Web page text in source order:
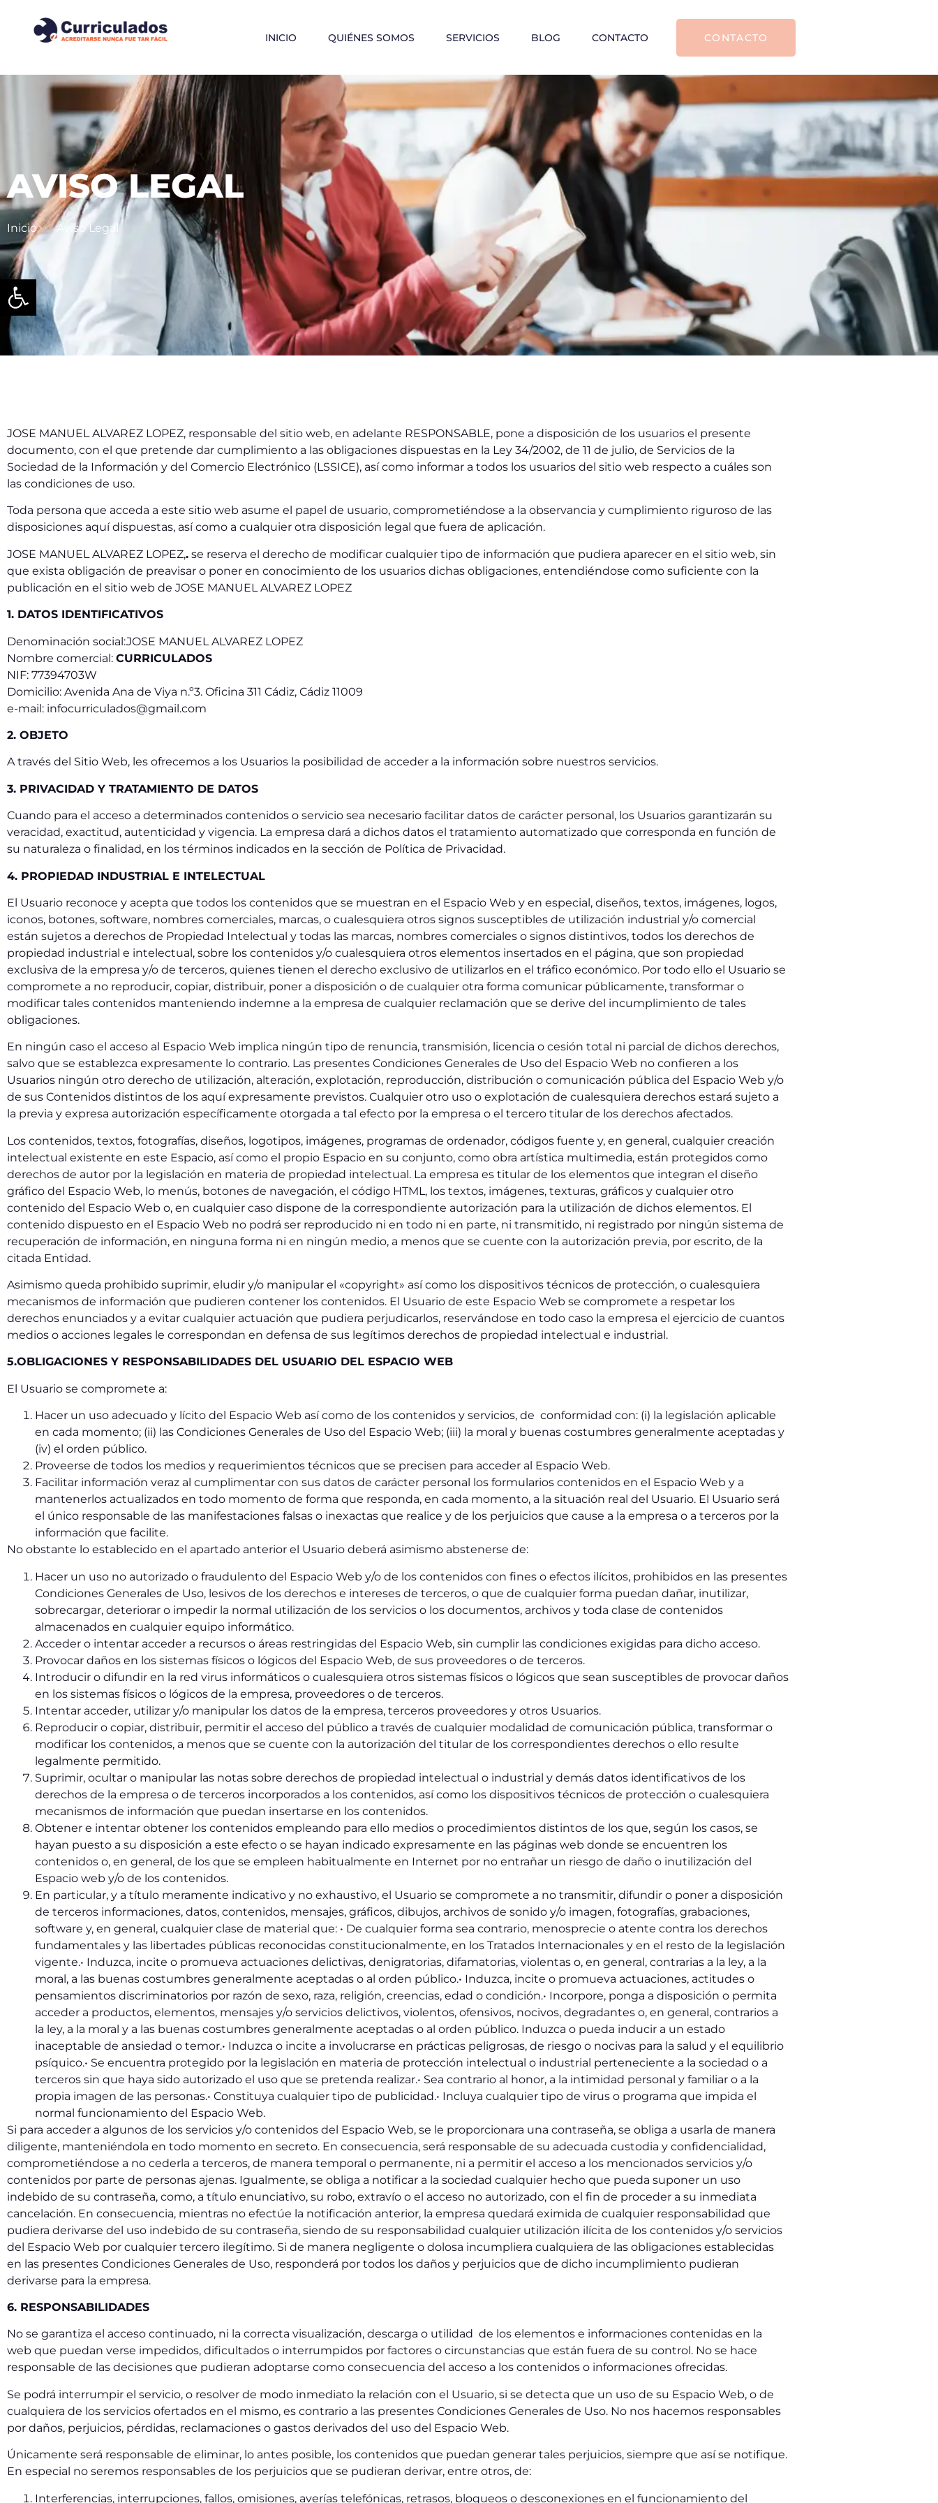
Abrir barra de herramientas
INICIO QUIÉNES SOMOS SERVICIOS BLOG CONTACTO CONTACTO
AVISO LEGAL
Inicio Aviso Legal
JOSE MANUEL ALVAREZ LOPEZ, responsable del sitio web, en adelante RESPONSABLE, pone a disposición de los usuarios el presente
documento, con el que pretende dar cumplimiento a las obligaciones dispuestas en la Ley 34/2002, de 11 de julio, de Servicios de la
Sociedad de la Información y del Comercio Electrónico (LSSICE), así como informar a todos los usuarios del sitio web respecto a cuáles son
las condiciones de uso.
Toda persona que acceda a este sitio web asume el papel de usuario, comprometiéndose a la observancia y cumplimiento riguroso de las
disposiciones aquí dispuestas, así como a cualquier otra disposición legal que fuera de aplicación.
JOSE MANUEL ALVAREZ LOPEZ,. se reserva el derecho de modificar cualquier tipo de información que pudiera aparecer en el sitio web, sin
que exista obligación de preavisar o poner en conocimiento de los usuarios dichas obligaciones, entendiéndose como suficiente con la
publicación en el sitio web de JOSE MANUEL ALVAREZ LOPEZ
1. DATOS IDENTIFICATIVOS
Denominación social:JOSE MANUEL ALVAREZ LOPEZ
Nombre comercial: CURRICULADOS
NIF: 77394703W
Domicilio: Avenida Ana de Viya n.º3. Oficina 311 Cádiz, Cádiz 11009
e-mail: infocurriculados@gmail.com
2. OBJETO
A través del Sitio Web, les ofrecemos a los Usuarios la posibilidad de acceder a la información sobre nuestros servicios.
3. PRIVACIDAD Y TRATAMIENTO DE DATOS
Cuando para el acceso a determinados contenidos o servicio sea necesario facilitar datos de carácter personal, los Usuarios garantizarán su
veracidad, exactitud, autenticidad y vigencia. La empresa dará a dichos datos el tratamiento automatizado que corresponda en función de
su naturaleza o finalidad, en los términos indicados en la sección de Política de Privacidad.
4. PROPIEDAD INDUSTRIAL E INTELECTUAL
El Usuario reconoce y acepta que todos los contenidos que se muestran en el Espacio Web y en especial, diseños, textos, imágenes, logos,
iconos, botones, software, nombres comerciales, marcas, o cualesquiera otros signos susceptibles de utilización industrial y/o comercial
están sujetos a derechos de Propiedad Intelectual y todas las marcas, nombres comerciales o signos distintivos, todos los derechos de
propiedad industrial e intelectual, sobre los contenidos y/o cualesquiera otros elementos insertados en el página, que son propiedad
exclusiva de la empresa y/o de terceros, quienes tienen el derecho exclusivo de utilizarlos en el tráfico económico. Por todo ello el Usuario se
compromete a no reproducir, copiar, distribuir, poner a disposición o de cualquier otra forma comunicar públicamente, transformar o
modificar tales contenidos manteniendo indemne a la empresa de cualquier reclamación que se derive del incumplimiento de tales
obligaciones.
En ningún caso el acceso al Espacio Web implica ningún tipo de renuncia, transmisión, licencia o cesión total ni parcial de dichos derechos,
salvo que se establezca expresamente lo contrario. Las presentes Condiciones Generales de Uso del Espacio Web no confieren a los
Usuarios ningún otro derecho de utilización, alteración, explotación, reproducción, distribución o comunicación pública del Espacio Web y/o
de sus Contenidos distintos de los aquí expresamente previstos. Cualquier otro uso o explotación de cualesquiera derechos estará sujeto a
la previa y expresa autorización específicamente otorgada a tal efecto por la empresa o el tercero titular de los derechos afectados.
Los contenidos, textos, fotografías, diseños, logotipos, imágenes, programas de ordenador, códigos fuente y, en general, cualquier creación
intelectual existente en este Espacio, así como el propio Espacio en su conjunto, como obra artística multimedia, están protegidos como
derechos de autor por la legislación en materia de propiedad intelectual. La empresa es titular de los elementos que integran el diseño
gráfico del Espacio Web, lo menús, botones de navegación, el código HTML, los textos, imágenes, texturas, gráficos y cualquier otro
contenido del Espacio Web o, en cualquier caso dispone de la correspondiente autorización para la utilización de dichos elementos. El
contenido dispuesto en el Espacio Web no podrá ser reproducido ni en todo ni en parte, ni transmitido, ni registrado por ningún sistema de
recuperación de información, en ninguna forma ni en ningún medio, a menos que se cuente con la autorización previa, por escrito, de la
citada Entidad.
Asimismo queda prohibido suprimir, eludir y/o manipular el «copyright» así como los dispositivos técnicos de protección, o cualesquiera
mecanismos de información que pudieren contener los contenidos. El Usuario de este Espacio Web se compromete a respetar los
derechos enunciados y a evitar cualquier actuación que pudiera perjudicarlos, reservándose en todo caso la empresa el ejercicio de cuantos
medios o acciones legales le correspondan en defensa de sus legítimos derechos de propiedad intelectual e industrial.
5.OBLIGACIONES Y RESPONSABILIDADES DEL USUARIO DEL ESPACIO WEB
El Usuario se compromete a:
Hacer un uso adecuado y lícito del Espacio Web así como de los contenidos y servicios, de conformidad con: (i) la legislación aplicable
en cada momento; (ii) las Condiciones Generales de Uso del Espacio Web; (iii) la moral y buenas costumbres generalmente aceptadas y
(iv) el orden público.
Proveerse de todos los medios y requerimientos técnicos que se precisen para acceder al Espacio Web.
Facilitar información veraz al cumplimentar con sus datos de carácter personal los formularios contenidos en el Espacio Web y a
mantenerlos actualizados en todo momento de forma que responda, en cada momento, a la situación real del Usuario. El Usuario será
el único responsable de las manifestaciones falsas o inexactas que realice y de los perjuicios que cause a la empresa o a terceros por la
información que facilite.
No obstante lo establecido en el apartado anterior el Usuario deberá asimismo abstenerse de:
Hacer un uso no autorizado o fraudulento del Espacio Web y/o de los contenidos con fines o efectos ilícitos, prohibidos en las presentes
Condiciones Generales de Uso, lesivos de los derechos e intereses de terceros, o que de cualquier forma puedan dañar, inutilizar,
sobrecargar, deteriorar o impedir la normal utilización de los servicios o los documentos, archivos y toda clase de contenidos
almacenados en cualquier equipo informático.
Acceder o intentar acceder a recursos o áreas restringidas del Espacio Web, sin cumplir las condiciones exigidas para dicho acceso.
Provocar daños en los sistemas físicos o lógicos del Espacio Web, de sus proveedores o de terceros.
Introducir o difundir en la red virus informáticos o cualesquiera otros sistemas físicos o lógicos que sean susceptibles de provocar daños
en los sistemas físicos o lógicos de la empresa, proveedores o de terceros.
Intentar acceder, utilizar y/o manipular los datos de la empresa, terceros proveedores y otros Usuarios.
Reproducir o copiar, distribuir, permitir el acceso del público a través de cualquier modalidad de comunicación pública, transformar o
modificar los contenidos, a menos que se cuente con la autorización del titular de los correspondientes derechos o ello resulte
legalmente permitido.
Suprimir, ocultar o manipular las notas sobre derechos de propiedad intelectual o industrial y demás datos identificativos de los
derechos de la empresa o de terceros incorporados a los contenidos, así como los dispositivos técnicos de protección o cualesquiera
mecanismos de información que puedan insertarse en los contenidos.
Obtener e intentar obtener los contenidos empleando para ello medios o procedimientos distintos de los que, según los casos, se
hayan puesto a su disposición a este efecto o se hayan indicado expresamente en las páginas web donde se encuentren los
contenidos o, en general, de los que se empleen habitualmente en Internet por no entrañar un riesgo de daño o inutilización del
Espacio web y/o de los contenidos.
En particular, y a título meramente indicativo y no exhaustivo, el Usuario se compromete a no transmitir, difundir o poner a disposición
de terceros informaciones, datos, contenidos, mensajes, gráficos, dibujos, archivos de sonido y/o imagen, fotografías, grabaciones,
software y, en general, cualquier clase de material que: • De cualquier forma sea contrario, menosprecie o atente contra los derechos
fundamentales y las libertades públicas reconocidas constitucionalmente, en los Tratados Internacionales y en el resto de la legislación
vigente.• Induzca, incite o promueva actuaciones delictivas, denigratorias, difamatorias, violentas o, en general, contrarias a la ley, a la
moral, a las buenas costumbres generalmente aceptadas o al orden público.• Induzca, incite o promueva actuaciones, actitudes o
pensamientos discriminatorios por razón de sexo, raza, religión, creencias, edad o condición.• Incorpore, ponga a disposición o permita
acceder a productos, elementos, mensajes y/o servicios delictivos, violentos, ofensivos, nocivos, degradantes o, en general, contrarios a
la ley, a la moral y a las buenas costumbres generalmente aceptadas o al orden público. Induzca o pueda inducir a un estado
inaceptable de ansiedad o temor.• Induzca o incite a involucrarse en prácticas peligrosas, de riesgo o nocivas para la salud y el equilibrio
psíquico.• Se encuentra protegido por la legislación en materia de protección intelectual o industrial perteneciente a la sociedad o a
terceros sin que haya sido autorizado el uso que se pretenda realizar.• Sea contrario al honor, a la intimidad personal y familiar o a la
propia imagen de las personas.• Constituya cualquier tipo de publicidad.• Incluya cualquier tipo de virus o programa que impida el
normal funcionamiento del Espacio Web.
Si para acceder a algunos de los servicios y/o contenidos del Espacio Web, se le proporcionara una contraseña, se obliga a usarla de manera
diligente, manteniéndola en todo momento en secreto. En consecuencia, será responsable de su adecuada custodia y confidencialidad,
comprometiéndose a no cederla a terceros, de manera temporal o permanente, ni a permitir el acceso a los mencionados servicios y/o
contenidos por parte de personas ajenas. Igualmente, se obliga a notificar a la sociedad cualquier hecho que pueda suponer un uso
indebido de su contraseña, como, a título enunciativo, su robo, extravío o el acceso no autorizado, con el fin de proceder a su inmediata
cancelación. En consecuencia, mientras no efectúe la notificación anterior, la empresa quedará eximida de cualquier responsabilidad que
pudiera derivarse del uso indebido de su contraseña, siendo de su responsabilidad cualquier utilización ilícita de los contenidos y/o servicios
del Espacio Web por cualquier tercero ilegítimo. Si de manera negligente o dolosa incumpliera cualquiera de las obligaciones establecidas
en las presentes Condiciones Generales de Uso, responderá por todos los daños y perjuicios que de dicho incumplimiento pudieran
derivarse para la empresa.
6. RESPONSABILIDADES
No se garantiza el acceso continuado, ni la correcta visualización, descarga o utilidad de los elementos e informaciones contenidas en la
web que puedan verse impedidos, dificultados o interrumpidos por factores o circunstancias que están fuera de su control. No se hace
responsable de las decisiones que pudieran adoptarse como consecuencia del acceso a los contenidos o informaciones ofrecidas.
Se podrá interrumpir el servicio, o resolver de modo inmediato la relación con el Usuario, si se detecta que un uso de su Espacio Web, o de
cualquiera de los servicios ofertados en el mismo, es contrario a las presentes Condiciones Generales de Uso. No nos hacemos responsables
por daños, perjuicios, pérdidas, reclamaciones o gastos derivados del uso del Espacio Web.
Únicamente será responsable de eliminar, lo antes posible, los contenidos que puedan generar tales perjuicios, siempre que así se notifique.
En especial no seremos responsables de los perjuicios que se pudieran derivar, entre otros, de:
Interferencias, interrupciones, fallos, omisiones, averías telefónicas, retrasos, bloqueos o desconexiones en el funcionamiento del